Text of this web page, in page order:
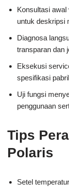
Konsultasi
untuk deskripsi
Diagnosa
transparan dan
Eksekusi
spesifikasi
Uji fungsi
penggunaan
Tips
Polaris
Setel